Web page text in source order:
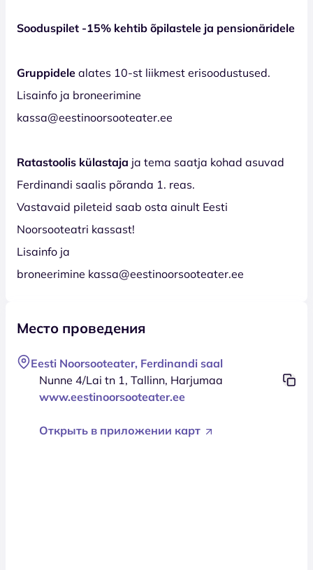
Sooduspilet -15% kehtib õpilastele ja pensionäridele
Gruppidele alates 10-st liikmest erisoodustused.
Lisainfo ja broneerimine
kassa@eestinoorsooteater.ee
Ratastoolis külastaja ja tema saatja kohad asuvad
Ferdinandi saalis põranda 1. reas.
Vastavaid pileteid saab osta ainult Eesti
Noorsooteatri kassast!
Lisainfo ja
broneerimine kassa@eestinoorsooteater.ee
Место проведения
Eesti Noorsooteater, Ferdinandi saal
Nunne 4/Lai tn 1, Tallinn, Harjumaa
www.eestinoorsooteater.ee
Открыть в приложении карт